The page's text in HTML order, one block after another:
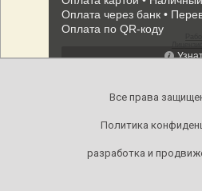
Все права
Политика
разработка и